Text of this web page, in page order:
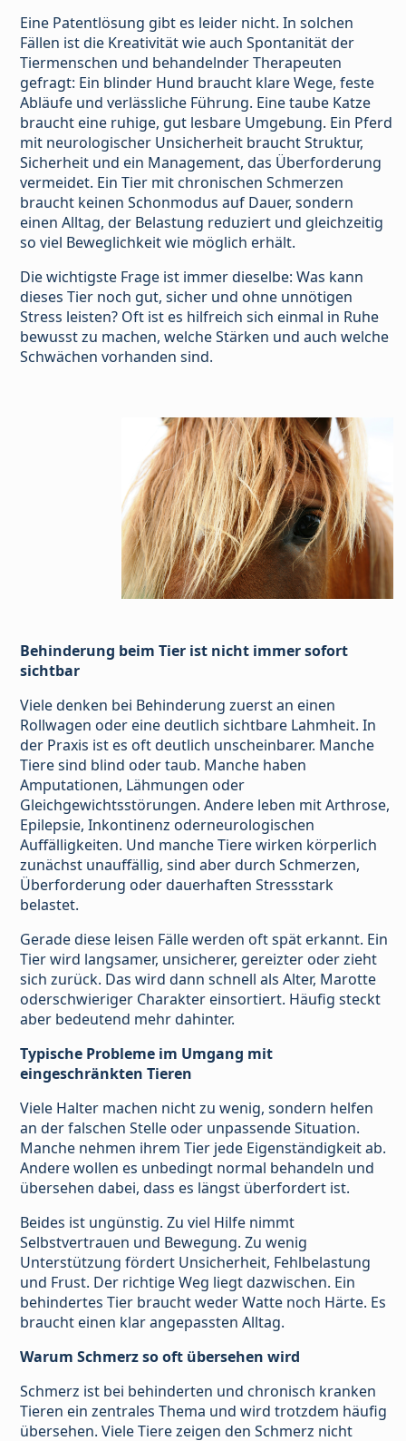
Eine Patentlösung gibt es leider nicht. In solchen
Fällen ist die Kreativität wie auch Spontanität der
Tiermenschen und behandelnder Therapeuten
gefragt: Ein blinder Hund braucht klare Wege, feste
Abläufe und verlässliche Führung. Eine taube Katze
braucht eine ruhige, gut lesbare Umgebung. Ein Pferd
mit neurologischer Unsicherheit braucht Struktur,
Sicherheit und ein Management, das Überforderung
vermeidet. Ein Tier mit chronischen Schmerzen
braucht keinen Schonmodus auf Dauer, sondern
einen Alltag, der Belastung reduziert und gleichzeitig
so viel Beweglichkeit wie möglich erhält.
Die wichtigste Frage ist immer dieselbe: Was kann
dieses Tier noch gut, sicher und ohne unnötigen
Stress leisten? Oft ist es hilfreich sich einmal in Ruhe
bewusst zu machen, welche Stärken und auch welche
Schwächen vorhanden sind.
Behinderung beim Tier ist nicht immer sofort
sichtbar
Viele denken bei Behinderung zuerst an einen
Rollwagen oder eine deutlich sichtbare Lahmheit. In
der Praxis ist es oft deutlich unscheinbarer. Manche
Tiere sind blind oder taub. Manche haben
Amputationen, Lähmungen oder
Gleichgewichtsstörungen. Andere leben mit Arthrose,
Epilepsie, Inkontinenz oderneurologischen
Auffälligkeiten. Und manche Tiere wirken körperlich
zunächst unauffällig, sind aber durch Schmerzen,
Überforderung oder dauerhaften Stressstark
belastet.
Gerade diese leisen Fälle werden oft spät erkannt. Ein
Tier wird langsamer, unsicherer, gereizter oder zieht
sich zurück. Das wird dann schnell als Alter, Marotte
oderschwieriger Charakter einsortiert. Häufig steckt
aber bedeutend mehr dahinter.
Typische Probleme im Umgang mit
eingeschränkten Tieren
Viele Halter machen nicht zu wenig, sondern helfen
an der falschen Stelle oder unpassende Situation.
Manche nehmen ihrem Tier jede Eigenständigkeit ab.
Andere wollen es unbedingt normal behandeln und
übersehen dabei, dass es längst überfordert ist.
Beides ist ungünstig. Zu viel Hilfe nimmt
Selbstvertrauen und Bewegung. Zu wenig
Unterstützung fördert Unsicherheit, Fehlbelastung
und Frust. Der richtige Weg liegt dazwischen. Ein
behindertes Tier braucht weder Watte noch Härte. Es
braucht einen klar angepassten Alltag.
Warum Schmerz so oft übersehen wird
Schmerz ist bei behinderten und chronisch kranken
Tieren ein zentrales Thema und wird trotzdem häufig
übersehen. Viele Tiere zeigen den Schmerz nicht